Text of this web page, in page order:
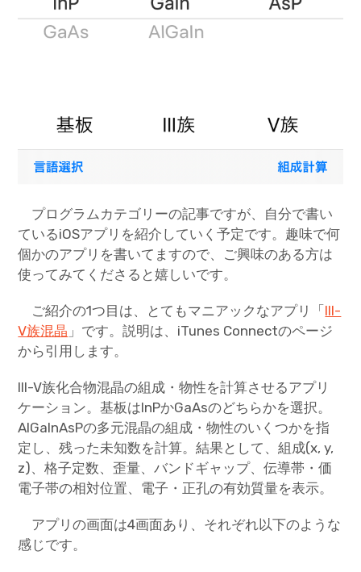
プログラムカテゴリーの記事ですが、自分で書い
ているiOSアプリを紹介していく予定です。趣味で何
個かのアプリを書いてますので、ご興味のある方は
使ってみてくださると嬉しいです。
ご紹介の1つ目は、とてもマニアックなアプリ「III-
V族混晶 」です。説明は、iTunes Connectのページ
から引用します。
III-V族化合物混晶の組成・物性を計算させるアプリ
ケーション。基板はInPかGaAsのどちらかを選択。
AlGaInAsPの多元混晶の組成・物性のいくつかを指
定し、残った未知数を計算。結果として、組成(x, y,
z)、格子定数、歪量、バンドギャップ、伝導帯・価
電子帯の相対位置、電子・正孔の有効質量を表示。
アプリの画面は4画面あり、それぞれ以下のような
感じです。